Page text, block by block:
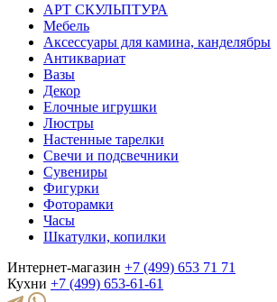
АРТ СКУЛЬПТУРА
Мебель
Аксессуары для камина, канделябры
Антиквариат
Вазы
Декор
Елочные игрушки
Люстры
Настенные тарелки
Свечи и подсвечники
Сувениры
Фигурки
Фоторамки
Часы
Шкатулки, копилки
Интернет-магазин +7 (499) 653 71 71
Кухни +7 (499) 653-61-61